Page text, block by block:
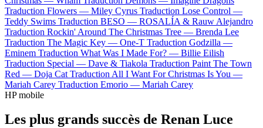
Traduction Flowers — Miley Cyrus Traduction Lose Control —
Teddy Swims Traduction BESO — ROSALÍA & Rauw Alejandro
Traduction Rockin' Around The Christmas Tree — Brenda Lee
Traduction The Magic Key — One-T Traduction Godzilla —
Eminem Traduction What Was I Made For? — Billie Eilish
Traduction Special — Dave & Tiakola Traduction Paint The Town
Red — Doja Cat Traduction All I Want For Christmas Is You —
Mariah Carey Traduction Emorio — Mariah Carey
HP mobile
Les plus grands succès de Renan Luce